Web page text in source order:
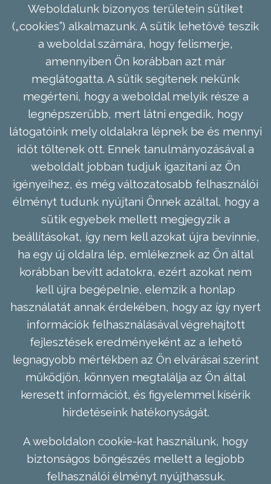
Weboldalunk bizonyos területein sütiket
(„cookies”) alkalmazunk. A sütik lehetővé teszik
a weboldal számára, hogy felismerje,
amennyiben Ön korábban azt már
meglátogatta. A sütik segítenek nekünk
megérteni, hogy a weboldal melyik része a
legnépszerűbb, mert látni engedik, hogy
látogatóink mely oldalakra lépnek be és mennyi
időt töltenek ott. Ennek tanulmányozásával a
weboldalt jobban tudjuk igazítani az Ön
igényeihez, és még változatosabb felhasználói
élményt tudunk nyújtani Önnek azáltal, hogy a
sütik egyebek mellett megjegyzik a
beállításokat, így nem kell azokat újra bevinnie,
ha egy új oldalra lép, emlékeznek az Ön által
korábban bevitt adatokra, ezért azokat nem
kell újra begépelnie, elemzik a honlap
használatát annak érdekében, hogy az így nyert
információk felhasználásával végrehajtott
fejlesztések eredményeként az a lehető
legnagyobb mértékben az Ön elvárásai szerint
működjön, könnyen megtalálja az Ön által
keresett információt, és figyelemmel kísérik
hirdetéseink hatékonyságát.
A weboldalon cookie-kat használunk, hogy
biztonságos böngészés mellett a legjobb
felhasználói élményt nyújthassuk.